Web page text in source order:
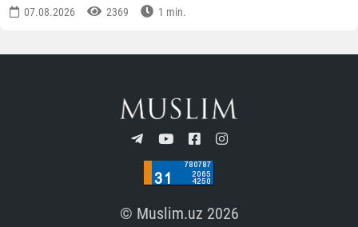
07.08.2026 2369 1 min.
© Muslim.uz 2026